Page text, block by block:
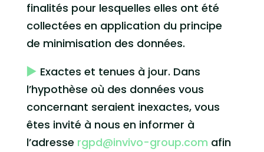
finalités pour lesquelles elles ont été
collectées en application du principe
de minimisation des données.
Exactes et tenues à jour. Dans
l’hypothèse où des données vous
concernant seraient inexactes, vous
êtes invité à nous en informer à
l’adresse rgpd@invivo-group.com afin